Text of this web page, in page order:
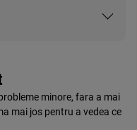
minore, fara a mai
mai jos pentru a vedea ce